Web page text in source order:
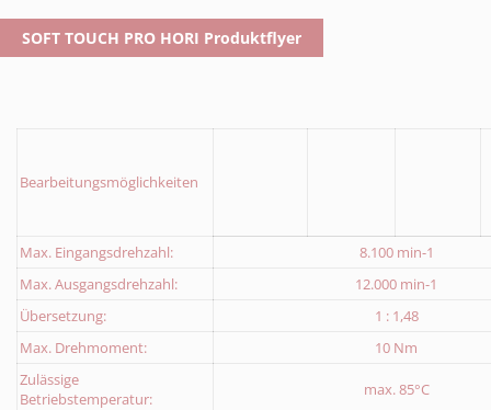
SOFT TOUCH PRO HORI Produktflyer
Bearbeitungsmöglichkeiten
Max. Eingangsdrehzahl:
8.100 min-1
Max. Ausgangsdrehzahl:
12.000 min-1
Übersetzung:
1 : 1,48
Max. Drehmoment:
10 Nm
Zulässige
Betriebstemperatur:
max. 85°C
Formular Abholservice